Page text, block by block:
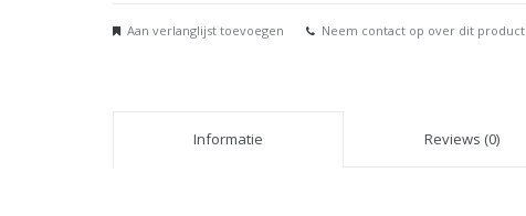
Aan verlanglijst toevoegen Neem contact op over dit product
Informatie Reviews (0)